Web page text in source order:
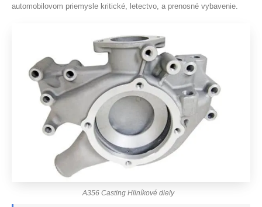
automobilovom priemysle kritické, letectvo, a prenosné vybavenie.
A356 Casting Hliníkové diely